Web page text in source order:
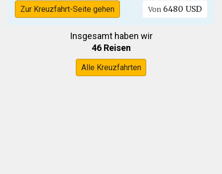
Zur Kreuzfahrt-Seite gehen Von 6480 USD
Insgesamt haben wir
46 Reisen
Alle Kreuzfahrten